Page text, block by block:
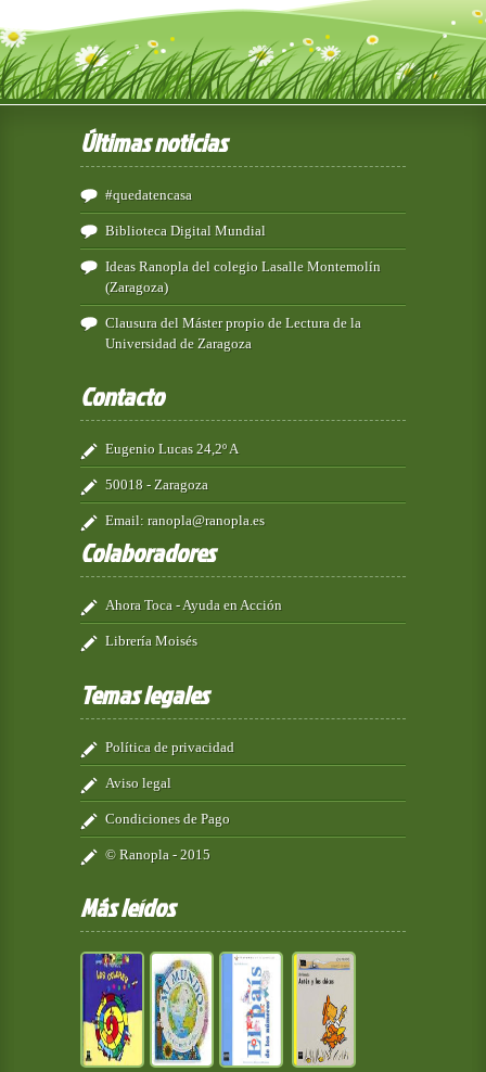
Últimas noticias
#quedatencasa
Biblioteca Digital Mundial
Ideas Ranopla del colegio Lasalle Montemolín
(Zaragoza)
Clausura del Máster propio de Lectura de la
Universidad de Zaragoza
Contacto
Eugenio Lucas 24,2º A
50018 - Zaragoza
Email: ranopla@ranopla.es
Colaboradores
Ahora Toca - Ayuda en Acción
Librería Moisés
Temas legales
Política de privacidad
Aviso legal
Condiciones de Pago
© Ranopla - 2015
Más leídos